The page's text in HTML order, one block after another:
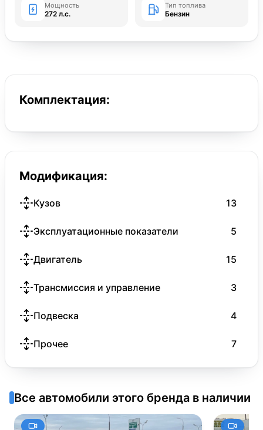
Мощность
272 л.с.
Тип топлива
Бензин
Комплектация:
Модификация:
Кузов 13
Эксплуатационные показатели 5
Двигатель 15
Трансмиссия и управление 3
Подвеска 4
Прочее 7
Все автомобили этого бренда в наличии